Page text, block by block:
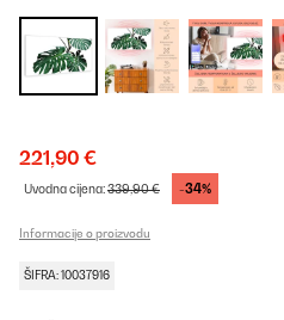
221,90 €
Uvodna cijena:339,90 € -34%
Informacije o proizvodu
ŠIFRA: 10037916